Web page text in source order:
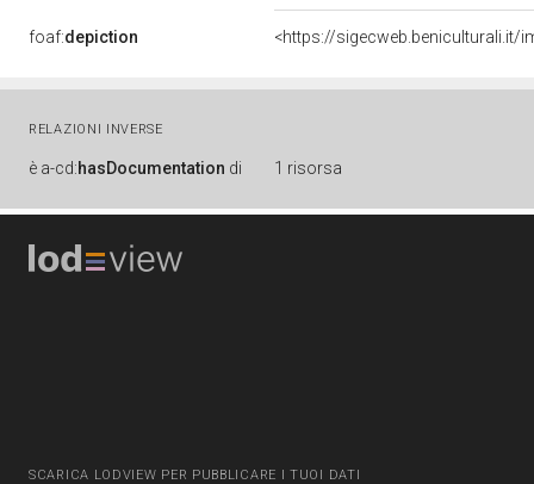
foaf:depiction <https://sigecweb.beniculturali.it/
RELAZIONI INVERSE
è a-cd:hasDocumentation di 1 risorsa
SCARICA LODVIEW PER PUBBLICARE I TUOI DATI